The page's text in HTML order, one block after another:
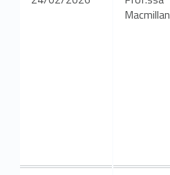
r
Macmillan